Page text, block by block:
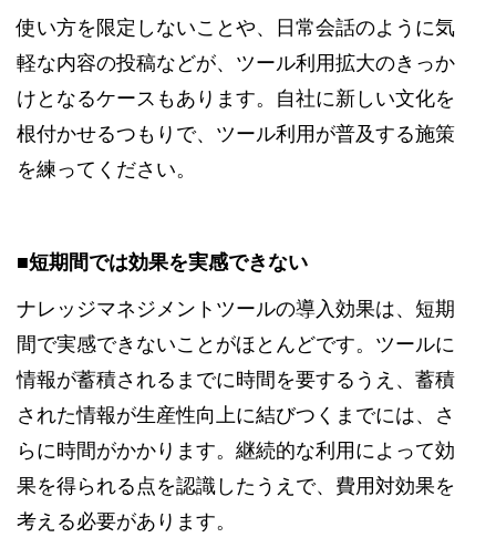
使い方を限定しないことや、日常会話のように気
軽な内容の投稿などが、ツール利用拡大のきっか
けとなるケースもあります。自社に新しい文化を
根付かせるつもりで、ツール利用が普及する施策
を練ってください。
■短期間では効果を実感できない
ナレッジマネジメントツールの導入効果は、短期
間で実感できないことがほとんどです。ツールに
情報が蓄積されるまでに時間を要するうえ、蓄積
された情報が生産性向上に結びつくまでには、さ
らに時間がかかります。継続的な利用によって効
果を得られる点を認識したうえで、費用対効果を
考える必要があります。